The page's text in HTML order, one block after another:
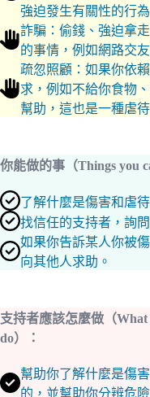
強迫發生有關性的行為
詐騙：偷錢、強迫拿
的事情，例如網路交友
疏忽照顧：如果你依
求，例如不給你食物
幫助，這也是一種虐待
你能做的事（Things you
了解什麼是傷害和虐
找信任的支持者，詢
如果你告訴某人你被
向其他人求助。
支持者應該怎麼做（What
do）：
幫助你了解什麼是傷
的，並幫助你分辨危險